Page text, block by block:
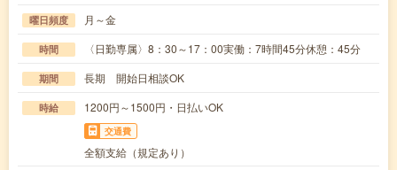
曜日頻度 月～金
時間 〈日勤専属〉8：30～17：00実働：7時間45分休憩：45分
期間 長期 開始日相談OK
時給 1200円～1500円・日払いOK
交通費
全額支給（規定あり）